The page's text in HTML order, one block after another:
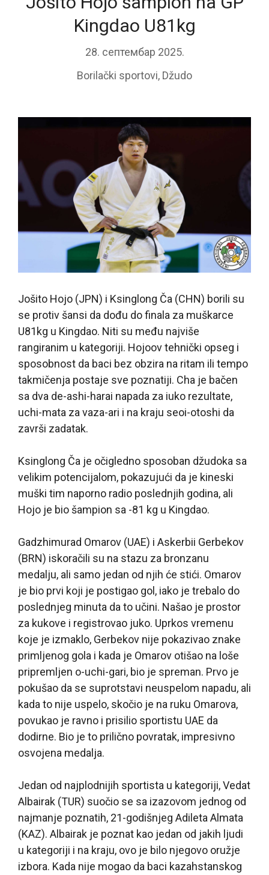
Kingdao U81kg
28. септембар 2025.
Borilački sportovi, Džudo
Jošito Hojo (JPN) i Ksinglong Ča (CHN) borili su
se protiv šansi da dođu do finala za muškarce
U81kg u Kingdao. Niti su među najviše
rangiranim u kategoriji. Hojoov tehnički opseg i
sposobnost da baci bez obzira na ritam ili tempo
takmičenja postaje sve poznatiji. Cha je bačen
sa dva de-ashi-harai napada za iuko rezultate,
uchi-mata za vaza-ari i na kraju seoi-otoshi da
završi zadatak.
Ksinglong Ča je očigledno sposoban džudoka sa
velikim potencijalom, pokazujući da je kineski
muški tim naporno radio poslednjih godina, ali
Hojo je bio šampion sa -81 kg u Kingdao.
Gadzhimurad Omarov (UAE) i Askerbii Gerbekov
(BRN) iskoračili su na stazu za bronzanu
medalju, ali samo jedan od njih će stići. Omarov
je bio prvi koji je postigao gol, iako je trebalo do
poslednjeg minuta da to učini. Našao je prostor
za kukove i registrovao juko. Uprkos vremenu
koje je izmaklo, Gerbekov nije pokazivao znake
primljenog gola i kada je Omarov otišao na loše
pripremljen o-uchi-gari, bio je spreman. Prvo je
pokušao da se suprotstavi neuspelom napadu, ali
kada to nije uspelo, skočio je na ruku Omarova,
povukao je ravno i prisilio sportistu UAE da
dodirne. Bio je to prilično povratak, impresivno
osvojena medalja.
Jedan od najplodnijih sportista u kategoriji, Vedat
Albairak (TUR) suočio se sa izazovom jednog od
najmanje poznatih, 21-godišnjeg Adileta Almata
(KAZ). Albairak je poznat kao jedan od jakih ljudi
u kategoriji i na kraju, ovo je bilo njegovo oružje
izbora. Kada nije mogao da baci kazahstanskog